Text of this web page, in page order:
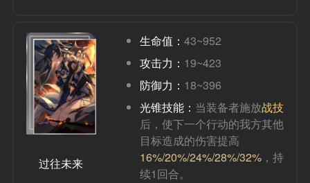
过往未来
生命值：43~952
攻击力： 19~423
防御力： 18~396
光锥技能： 当装备者施放战技
后，使下一个行动的我方其他
目标造成的伤害提高
16%/20%/24%/28%/32% ，持
续1回合。